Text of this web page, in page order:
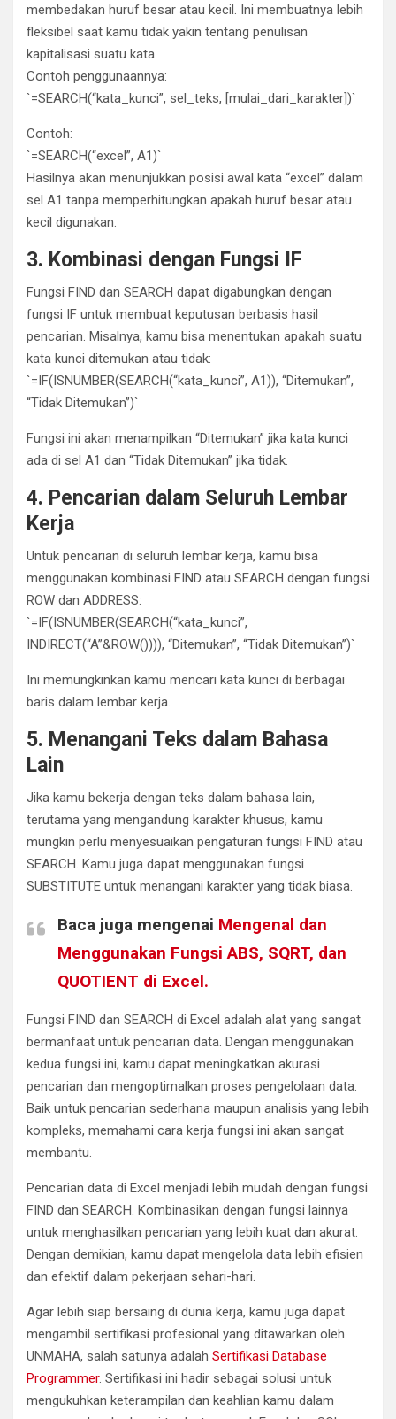
membedakan huruf besar atau kecil. Ini membuatnya lebih
fleksibel saat kamu tidak yakin tentang penulisan
kapitalisasi suatu kata.
Contoh penggunaannya:
`=SEARCH(“kata_kunci”, sel_teks, [mulai_dari_karakter])`
Contoh:
`=SEARCH(“excel”, A1)`
Hasilnya akan menunjukkan posisi awal kata “excel” dalam
sel A1 tanpa memperhitungkan apakah huruf besar atau
kecil digunakan.
3. Kombinasi dengan Fungsi IF
Fungsi FIND dan SEARCH dapat digabungkan dengan
fungsi IF untuk membuat keputusan berbasis hasil
pencarian. Misalnya, kamu bisa menentukan apakah suatu
kata kunci ditemukan atau tidak:
`=IF(ISNUMBER(SEARCH(“kata_kunci”, A1)), “Ditemukan”,
“Tidak Ditemukan”)`
Fungsi ini akan menampilkan “Ditemukan” jika kata kunci
ada di sel A1 dan “Tidak Ditemukan” jika tidak.
4. Pencarian dalam Seluruh Lembar
Kerja
Untuk pencarian di seluruh lembar kerja, kamu bisa
menggunakan kombinasi FIND atau SEARCH dengan fungsi
ROW dan ADDRESS:
`=IF(ISNUMBER(SEARCH(“kata_kunci”,
INDIRECT(“A”&ROW()))), “Ditemukan”, “Tidak Ditemukan”)`
Ini memungkinkan kamu mencari kata kunci di berbagai
baris dalam lembar kerja.
5. Menangani Teks dalam Bahasa
Lain
Jika kamu bekerja dengan teks dalam bahasa lain,
terutama yang mengandung karakter khusus, kamu
mungkin perlu menyesuaikan pengaturan fungsi FIND atau
SEARCH. Kamu juga dapat menggunakan fungsi
SUBSTITUTE untuk menangani karakter yang tidak biasa.
Baca juga mengenai Mengenal dan
Menggunakan Fungsi ABS, SQRT, dan
QUOTIENT di Excel.
Fungsi FIND dan SEARCH di Excel adalah alat yang sangat
bermanfaat untuk pencarian data. Dengan menggunakan
kedua fungsi ini, kamu dapat meningkatkan akurasi
pencarian dan mengoptimalkan proses pengelolaan data.
Baik untuk pencarian sederhana maupun analisis yang lebih
kompleks, memahami cara kerja fungsi ini akan sangat
membantu.
Pencarian data di Excel menjadi lebih mudah dengan fungsi
FIND dan SEARCH. Kombinasikan dengan fungsi lainnya
untuk menghasilkan pencarian yang lebih kuat dan akurat.
Dengan demikian, kamu dapat mengelola data lebih efisien
dan efektif dalam pekerjaan sehari-hari.
Agar lebih siap bersaing di dunia kerja, kamu juga dapat
mengambil sertifikasi profesional yang ditawarkan oleh
UNMAHA, salah satunya adalah Sertifikasi Database
Programmer. Sertifikasi ini hadir sebagai solusi untuk
mengukuhkan keterampilan dan keahlian kamu dalam